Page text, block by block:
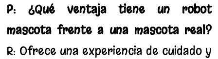
P: ¿Qué ventaja tiene un robot
mascota frente a una mascota real?
R: Ofrece una experiencia de cuidado y